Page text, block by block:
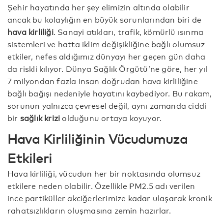
Şehir hayatında her şey elimizin altında olabilir
ancak bu kolaylığın en büyük sorunlarından biri de
hava kirliliği. Sanayi atıkları, trafik, kömürlü ısınma
sistemleri ve hatta iklim değişikliğine bağlı olumsuz
etkiler, nefes aldığımız dünyayı her geçen gün daha
da riskli kılıyor. Dünya Sağlık Örgütü’ne göre, her yıl
7 milyondan fazla insan doğrudan hava kirliliğine
bağlı bağışı nedeniyle hayatını kaybediyor. Bu rakam,
sorunun yalnızca çevresel değil, aynı zamanda ciddi
bir sağlık kriziolduğunu ortaya koyuyor.
Hava Kirliliğinin Vücudumuza
Etkileri
Hava kirliliği, vücudun her bir noktasında olumsuz
etkilere neden olabilir. Özellikle PM2.5 adı verilen
ince partiküller akciğerlerimize kadar ulaşarak kronik
rahatsızlıkların oluşmasına zemin hazırlar.